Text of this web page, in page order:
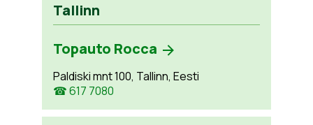
Tallinn
Topauto Rocca
Paldiski mnt 100, Tallinn, Eesti
☎ 617 7080